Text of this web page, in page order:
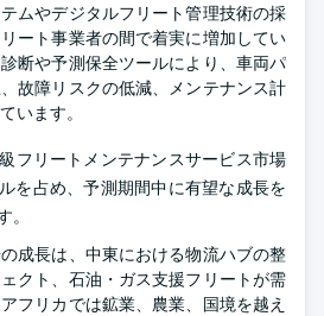
ムやデジタルフリート管理技術の採
ート事業者の間で着実に増加してい
断や予測保全ツールにより、車両パ
故障リスクの低減、メンテナンス計
います。
フリートメンテナンスサービス市場
を占め、予測期間中に有望な成長を
成長は、中東における物流ハブの整
クト、石油・ガス支援フリートが需
フリカでは鉱業、農業、国境を越え